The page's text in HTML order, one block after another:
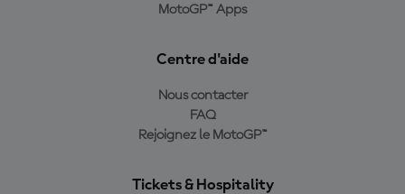
MotoGP™ Apps
Centre d'aide
Nous contacter
FAQ
Rejoignez le MotoGP™
Tickets & Hospitality